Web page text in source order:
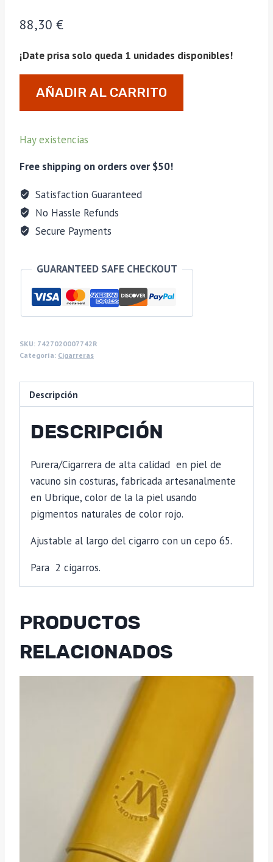
88,30 €
¡Date prisa solo queda 1 unidades disponibles!
Montes
Inmenso/2
cantidad
AÑADIR AL CARRITO
Hay existencias
Free shipping on orders over $50!
Satisfaction Guaranteed
No Hassle Refunds
Secure Payments
GUARANTEED SAFE CHECKOUT
SKU: 7427020007742R
Categoría: Cigarreras
Descripción
DESCRIPCIÓN
Purera/Cigarrera de alta calidad en piel de
vacuno sin costuras, fabricada artesanalmente
en Ubrique, color de la la piel usando
pigmentos naturales de color rojo.
Ajustable al largo del cigarro con un cepo 65.
Para 2 cigarros.
PRODUCTOS
RELACIONADOS